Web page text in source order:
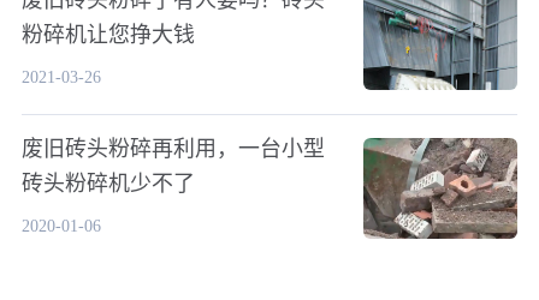
粉碎机让您挣大钱
2021-03-26
废旧砖头粉碎再利用，一台小型
砖头粉碎机少不了
2020-01-06